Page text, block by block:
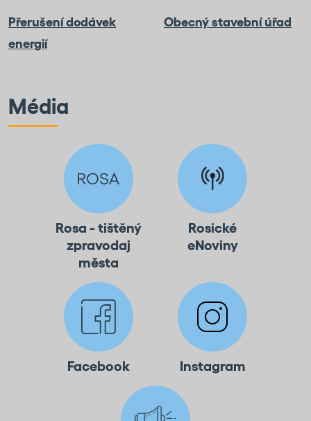
Přerušení dodávek
energií
Obecný stavební úřad
Média
Rosa - tištěný
zpravodaj
města
Rosické
eNoviny
Facebook Instagram